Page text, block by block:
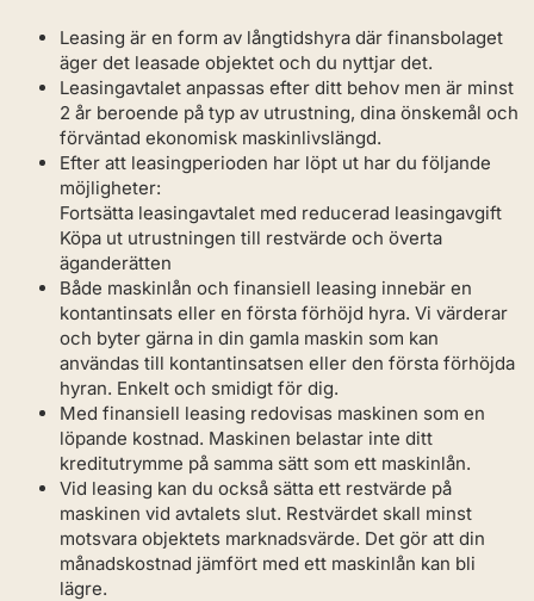
Leasing är en form av långtidshyra där finansbolaget
äger det leasade objektet och du nyttjar det.
Leasingavtalet anpassas efter ditt behov men är minst
2 år beroende på typ av utrustning, dina önskemål och
förväntad ekonomisk maskinlivslängd.
Efter att leasingperioden har löpt ut har du följande
möjligheter:
Fortsätta leasingavtalet med reducerad leasingavgift
Köpa ut utrustningen till restvärde och överta
äganderätten
Både maskinlån och finansiell leasing innebär en
kontantinsats eller en första förhöjd hyra. Vi värderar
och byter gärna in din gamla maskin som kan
användas till kontantinsatsen eller den första förhöjda
hyran. Enkelt och smidigt för dig.
Med finansiell leasing redovisas maskinen som en
löpande kostnad. Maskinen belastar inte ditt
kreditutrymme på samma sätt som ett maskinlån.
Vid leasing kan du också sätta ett restvärde på
maskinen vid avtalets slut. Restvärdet skall minst
motsvara objektets marknadsvärde. Det gör att din
månadskostnad jämfört med ett maskinlån kan bli
lägre.